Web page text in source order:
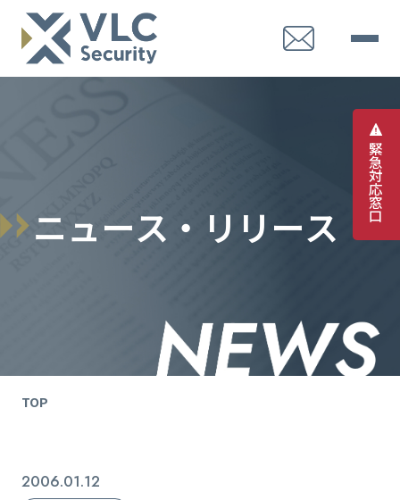
緊
急
対
応
窓
口
ニュース ・ リ リ ース
TOP
2006.01.12